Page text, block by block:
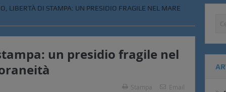
LIBERTÀ DI STAMPA: UN PRESIDIO FRAGILE NEL MARE
un presidio fragile nel
Stampa Email